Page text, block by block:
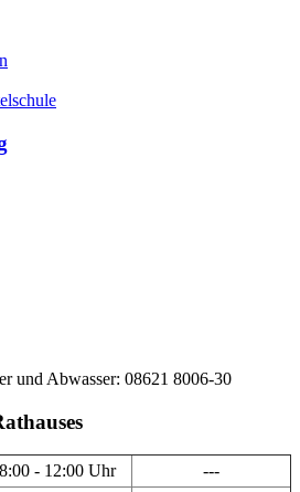
und Abwasser: 08621 8006-30
- 12:00 Uhr
---